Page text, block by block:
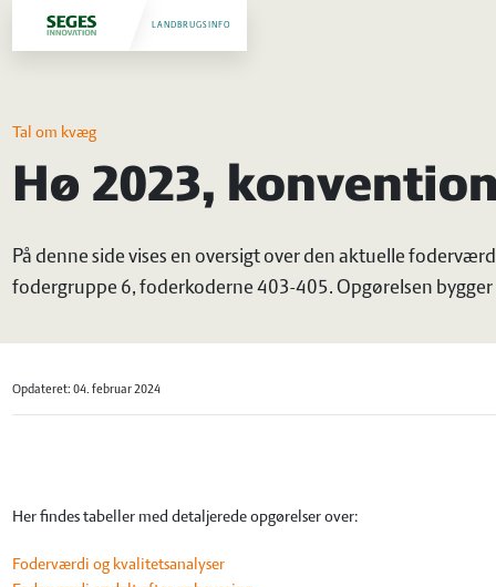
LANDBRUGSINFO
Tal om kvæg
Hø 2023,
På denne side vises en oversigt over den aktuelle
fodergruppe 6, foderkoderne 403-405. Opgørelsen
Opdateret: 04. februar 2024
Her findes tabeller med detaljerede opgørelser over:
Foderværdi og kvalitetsanalyser